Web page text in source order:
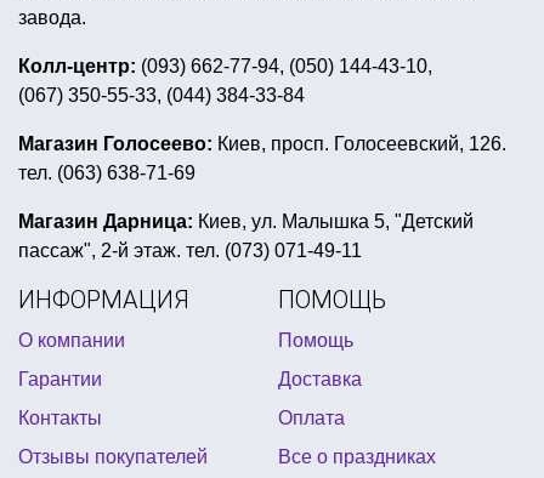
декор для сервировки стола
микки маус день рождения
день рождения в стиле робокар поли
товары на выпускной в школу украина
день святого патрика что подарить
купить леи для гавайской вечеринки
новогоднее конфетти
праздник в стиле хелло китти
карнавальные очки оптом купить
подарки на 1 апреля купить в киеве
сувенирные магниты киев
веер из перьев купить
воздушные шары сердце киев
сувениры для halloween
завода.
Колл-центр: (093) 662-77-94, (050) 144-43-10,
(067) 350-55-33, (044) 384-33-84
Магазин Голосеево: Киев, просп. Голосеевский, 126.
тел. (063) 638-71-69
Магазин Дарница: Киев, ул. Малышка 5, "Детский
пассаж", 2-й этаж. тел. (073) 071-49-11
ИНФОРМАЦИЯ
О компании
Гарантии
Контакты
Отзывы покупателей
ПОМОЩЬ
Помощь
Доставка
Оплата
Все о праздниках